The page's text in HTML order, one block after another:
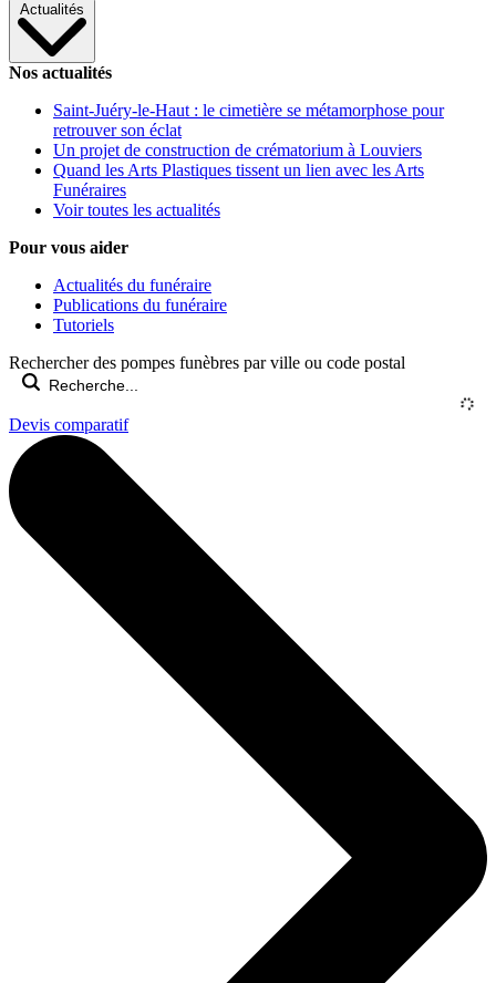
Actualités
Nos actualités
Saint-Juéry-le-Haut : le cimetière se métamorphose pour
retrouver son éclat
Un projet de construction de crématorium à Louviers
Quand les Arts Plastiques tissent un lien avec les Arts
Funéraires
Voir toutes les actualités
Pour vous aider
Actualités du funéraire
Publications du funéraire
Tutoriels
Rechercher des pompes funèbres par ville ou code postal
Devis comparatif